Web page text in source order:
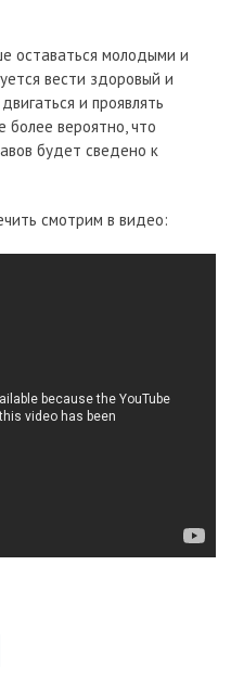
оставаться молодыми и
вести здоровый и
и проявлять
более вероятно, что
будет сведено к
смотрим в видео: